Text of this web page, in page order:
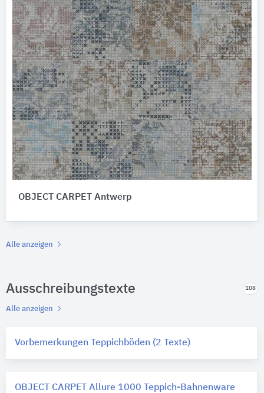
OBJECT CARPET Antwerp
Alle anzeigen
Ausschreibungstexte 108
Alle anzeigen
Vorbemerkungen Teppichböden (2 Texte)
OBJECT CARPET Allure 1000 Teppich-Bahnenware